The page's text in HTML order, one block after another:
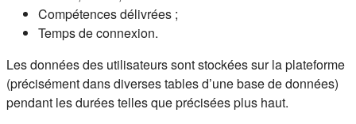
Compétences délivrées ;
Temps de connexion.
Les données des utilisateurs sont stockées sur la plateforme
(précisément dans diverses tables d’une base de données)
pendant les durées telles que précisées plus haut.